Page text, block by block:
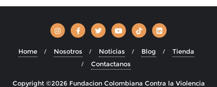
Home Nosotros Noticias Blog
Tienda
Contactanos
Copyright ©2026 Fundacion Colombiana Contra la Violencia